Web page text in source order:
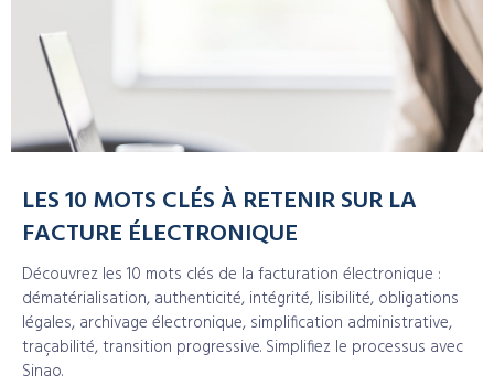
LES 10 MOTS CLÉS À RETENIR SUR LA
FACTURE ÉLECTRONIQUE
Découvrez les 10 mots clés de la facturation électronique :
dématérialisation, authenticité, intégrité, lisibilité, obligations
légales, archivage électronique, simplification administrative,
traçabilité, transition progressive. Simplifiez le processus avec
Sinao.